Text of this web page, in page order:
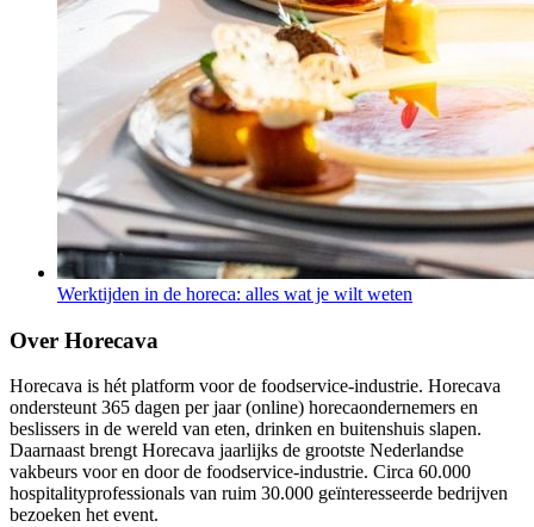
Werktijden in de horeca: alles wat je wilt weten
Over Horecava
Horecava is hét platform voor de foodservice-industrie. Horecava
ondersteunt 365 dagen per jaar (online) horecaondernemers en
beslissers in de wereld van eten, drinken en buitenshuis slapen.
Daarnaast brengt Horecava jaarlijks de grootste Nederlandse
vakbeurs voor en door de foodservice-industrie. Circa 60.000
hospitalityprofessionals van ruim 30.000 geïnteresseerde bedrijven
bezoeken het event.